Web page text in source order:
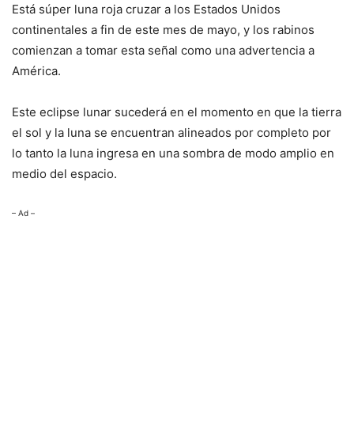
Está súper luna roja cruzar a los Estados Unidos
continentales a fin de este mes de mayo, y los rabinos
comienzan a tomar esta señal como una advertencia a
América.
Este eclipse lunar sucederá en el momento en que la tierra
el sol y la luna se encuentran alineados por completo por
lo tanto la luna ingresa en una sombra de modo amplio en
medio del espacio.
– Ad –